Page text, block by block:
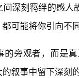
深刻羁绊的感
可能将你引向不
的旁观者，而是
叙事中留下深刻